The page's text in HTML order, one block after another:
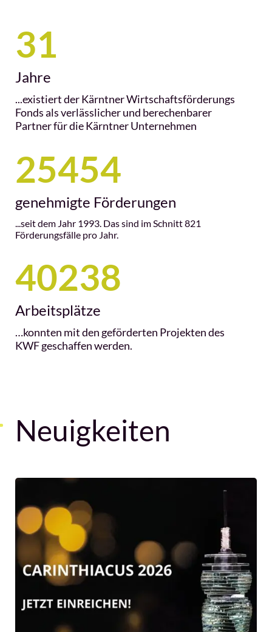
31
Jahre
...existiert der Kärntner Wirtschaftsförderungs
Fonds als verlässlicher und berechenbarer
Partner für die Kärntner Unternehmen
25454
genehmigte Förderungen
...seit dem Jahr 1993. Das sind im Schnitt 821
Förderungsfälle pro Jahr.
40238
Arbeitsplätze
…konnten mit den geförderten Projekten des
KWF geschaffen werden.
Neuigkeiten